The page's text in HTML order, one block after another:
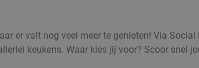
er valt nog veel meer te genieten! Via
keukens. Waar kies jij voor? Scoor snel